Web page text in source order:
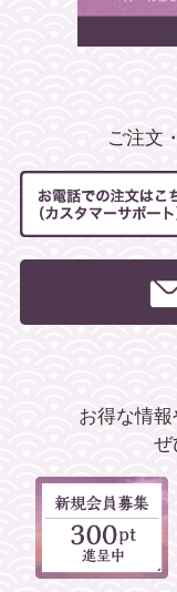
ご注文
お得な情報
ぜ